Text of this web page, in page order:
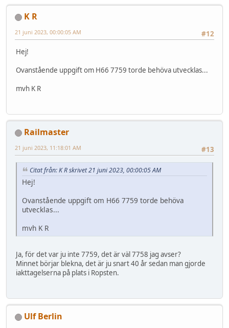
K R
#12
21 juni 2023, 00:00:05 AM
Hej!
Ovanstående uppgift om H66 7759 torde behöva utvecklas...
mvh K R
Railmaster
#13
21 juni 2023, 11:18:01 AM
Citat från: K R skrivet 21 juni 2023, 00:00:05 AM
Hej!
Ovanstående uppgift om H66 7759 torde behöva
utvecklas...
mvh K R
Ja, för det var ju inte 7759, det är väl 7758 jag avser?
Minnet börjar blekna, det är ju snart 40 år sedan man gjorde
iakttagelserna på plats i Ropsten.
Ulf Berlin